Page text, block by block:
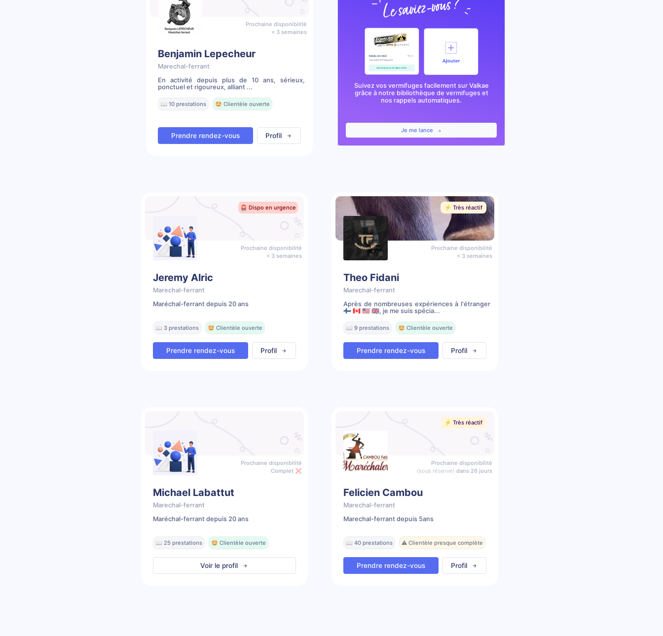
Prochaine disponibilité
< 3 semaines
Benjamin Lepecheur
Marechal-ferrant
En activité depuis plus de 10 ans, sérieux,
ponctuel et rigoureux, alliant ...
📖 10 prestations 🤩 Clientèle ouverte
Prendre rendez-vous Profil
Suivez vos vermifuges facilement sur Valkae
grâce à notre bibliothèque de vermifuges et
nos rappels automatiques.
Je me lance
🚨 Dispo en urgence
Prochaine disponibilité
< 3 semaines
Jeremy Alric
Marechal-ferrant
Maréchal-ferrant depuis 20 ans
📖 3 prestations 🤩 Clientèle ouverte
Prendre rendez-vous Profil
⚡️ Très réactif
Prochaine disponibilité
< 3 semaines
Theo Fidani
Marechal-ferrant
Après de nombreuses expériences à l'étranger
🇫🇮 🇨🇦 🇺🇸 🇬🇧, je me suis spécia...
📖 9 prestations 🤩 Clientèle ouverte
Prendre rendez-vous Profil
Prochaine disponibilité
Complet ❌
Michael Labattut
Marechal-ferrant
Maréchal-ferrant depuis 20 ans
📖 25 prestations 🤩 Clientèle ouverte
Voir le profil
⚡️ Très réactif
Prochaine disponibilité
(sous réserve) dans 26 jours
Felicien Cambou
Marechal-ferrant
Marechal-ferrant depuis 5ans
📖 40 prestations ⚠️ Clientèle presque complète
Prendre rendez-vous Profil